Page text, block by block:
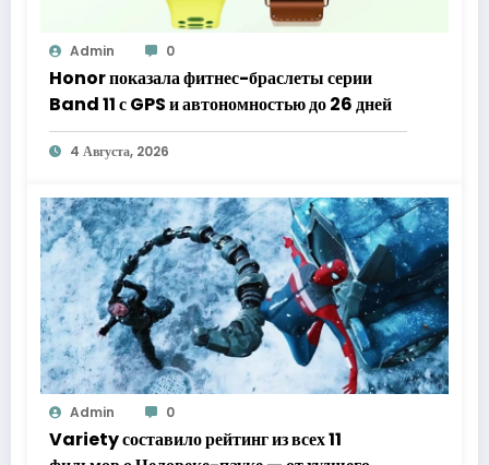
Admin 0
Honor показала фитнес-браслеты серии
Band 11 с GPS и автономностью до 26 дней
4 Августа, 2026
Admin 0
Variety составило рейтинг из всех 11